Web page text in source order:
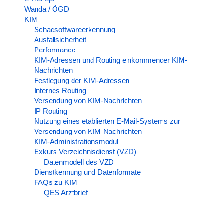
Wanda / ÖGD
KIM
Schadsoftwareerkennung
Ausfallsicherheit
Performance
KIM-Adressen und Routing einkommender KIM-
Nachrichten
Festlegung der KIM-Adressen
Internes Routing
Versendung von KIM-Nachrichten
IP Routing
Nutzung eines etablierten E-Mail-Systems zur
Versendung von KIM-Nachrichten
KIM-Administrationsmodul
Exkurs Verzeichnisdienst (VZD)
Datenmodell des VZD
Dienstkennung und Datenformate
FAQs zu KIM
QES Arztbrief